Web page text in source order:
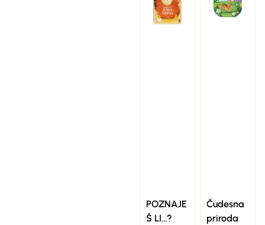
POZNAJE
Š LI…?
Čudesna
priroda